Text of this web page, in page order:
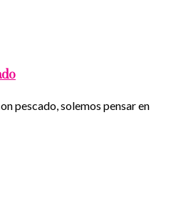
pescado, solemos pensar en